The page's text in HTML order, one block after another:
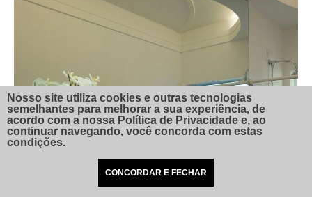
Nosso site utiliza cookies e outras tecnologias
semelhantes para melhorar a sua experiência, de
acordo com a nossa Política de Privacidade e, ao
continuar navegando, você concorda com estas
condições.
CONCORDAR E FECHAR